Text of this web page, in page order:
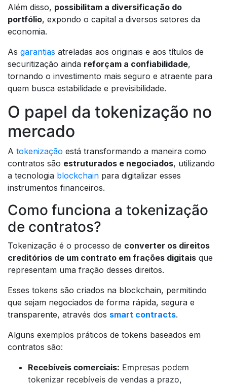
Além disso, possibilitam a diversificação do
portfólio, expondo o capital a diversos setores da
economia.
As garantias atreladas aos originais e aos títulos de
securitização ainda reforçam a confiabilidade,
tornando o investimento mais seguro e atraente para
quem busca estabilidade e previsibilidade.
O papel da tokenização no
mercado
A tokenização está transformando a maneira como
contratos são estruturados e negociados, utilizando
a tecnologia blockchain para digitalizar esses
instrumentos financeiros.
Como funciona a tokenização
de contratos?
Tokenização é o processo de converter os direitos
creditórios de um contrato em frações digitais que
representam uma fração desses direitos.
Esses tokens são criados na blockchain, permitindo
que sejam negociados de forma rápida, segura e
transparente, através dos smart contracts.
Alguns exemplos práticos de tokens baseados em
contratos são:
Recebíveis comerciais: Empresas podem
tokenizar recebíveis de vendas a prazo,